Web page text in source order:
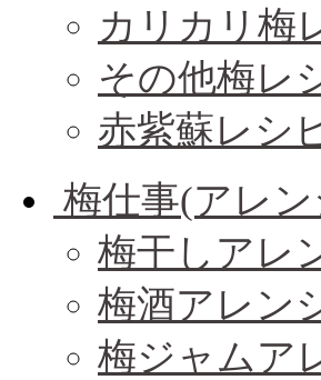
カリカリ梅
その他梅レ
赤紫蘇レシ
梅仕事(アレ
梅干しアレ
梅酒アレン
梅ジャムア